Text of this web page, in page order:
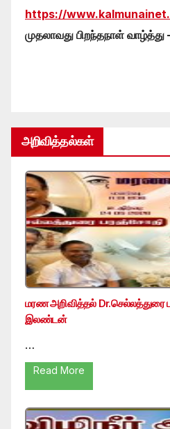
https://
முதலாவது பிறந்தநாள் வாழ்த்து
அறிவித்தல்கள்
மரண அறிவித்தல் Dr.செல்லத்துரை
இலண்டன்
…
Read More